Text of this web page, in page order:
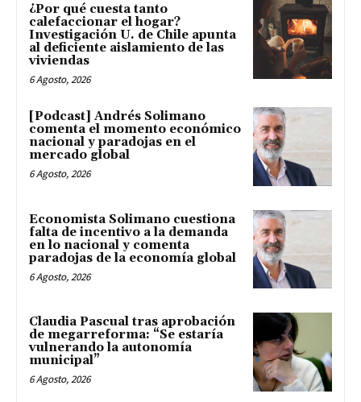
¿Por qué cuesta tanto
calefaccionar el hogar?
Investigación U. de Chile apunta
al deficiente aislamiento de las
viviendas
6 Agosto, 2026
[Podcast] Andrés Solimano
comenta el momento económico
nacional y paradojas en el
mercado global
6 Agosto, 2026
Economista Solimano cuestiona
falta de incentivo a la demanda
en lo nacional y comenta
paradojas de la economía global
6 Agosto, 2026
Claudia Pascual tras aprobación
de megarreforma: “Se estaría
vulnerando la autonomía
municipal”
6 Agosto, 2026